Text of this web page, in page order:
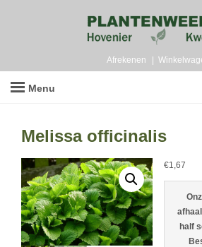
Afrekenen
Menu
Melissa officinalis
€1,67
half